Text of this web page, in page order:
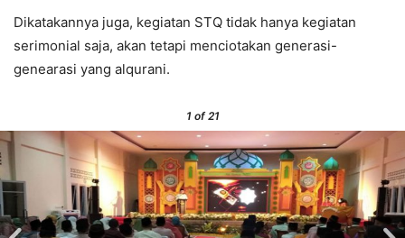
Dikatakannya juga, kegiatan STQ tidak hanya kegiatan
serimonial saja, akan tetapi menciotakan generasi-
genearasi yang alqurani.
1of 21